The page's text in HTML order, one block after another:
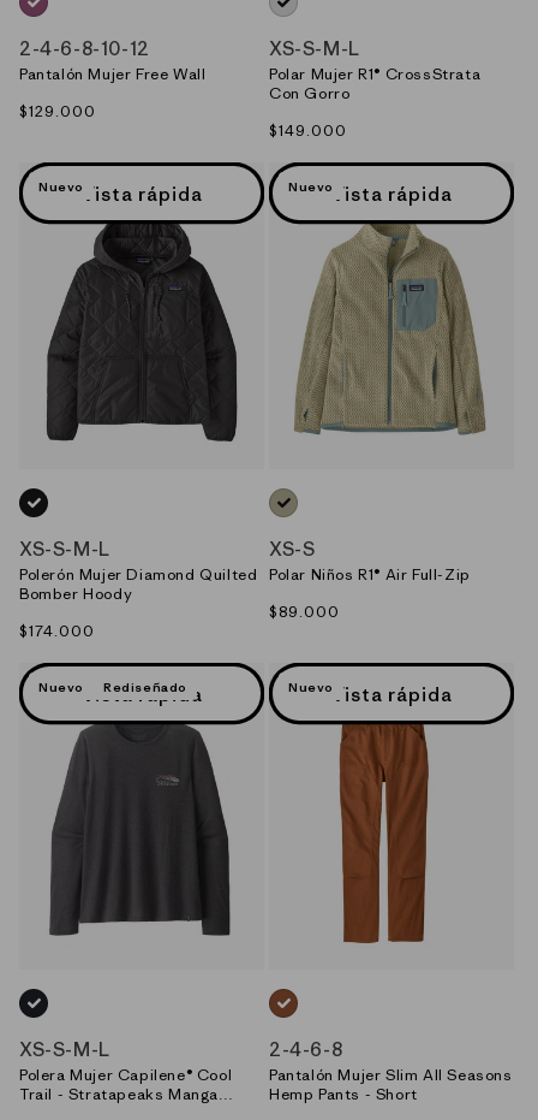
ROSADO_(FDMG)
2-4-6-8-10-12
Pantalón Mujer Free Wall
Precio
$129.000
NEGRO_(BLK)
XS-S-M-L
Polar Mujer R1® CrossStrata
Con Gorro
Precio
$149.000
NuevoVista rápida
NEGRO_(BLK)
XS-S-M-L
Polerón Mujer Diamond Quilted
Bomber Hoody
Precio
$174.000
NuevoVista rápida
VERDE_(WSTO)
XS-S
Polar Niños R1® Air Full-Zip
Precio
$89.000
Nuevo Rediseñado
Vista rápida
NEGRO_(INBK)
XS-S-M-L
Polera Mujer Capilene® Cool
Trail - Stratapeaks Manga
NuevoVista rápida
CAFE_(ROBN)
2-4-6-8
Pantalón Mujer Slim All Seasons
Hemp Pants - Short